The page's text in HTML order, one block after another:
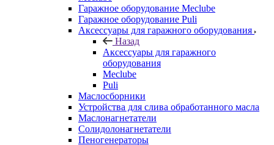
Гаражное оборудование Meclube
Гаражное оборудование Puli
Аксессуары для гаражного оборудования
Назад
Аксессуары для гаражного
оборудования
Meclube
Puli
Маслосборники
Устройства для слива обработанного масла
Маслонагнетатели
Солидолонагнетатели
Пеногенераторы